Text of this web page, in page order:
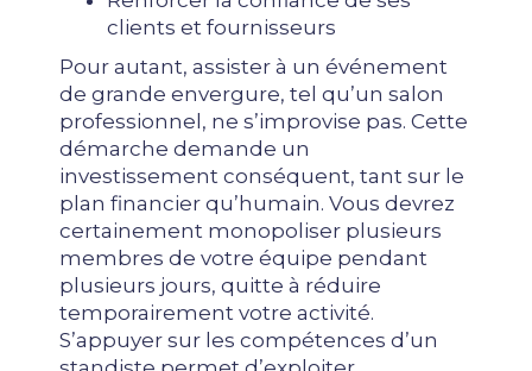
clients et fournisseurs
Pour autant, assister à un événement
de grande envergure, tel qu’un salon
professionnel, ne s’improvise pas. Cette
démarche demande un
investissement conséquent, tant sur le
plan financier qu’humain. Vous devrez
certainement monopoliser plusieurs
membres de votre équipe pendant
plusieurs jours, quitte à réduire
temporairement votre activité.
S’appuyer sur les compétences d’un